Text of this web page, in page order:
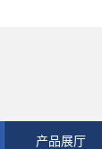
产品展厅